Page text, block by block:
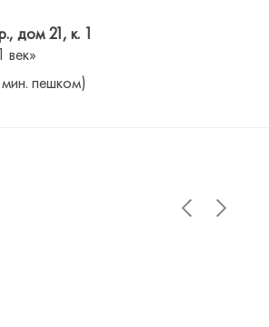
дом 21, к. 1
век»
пешком)